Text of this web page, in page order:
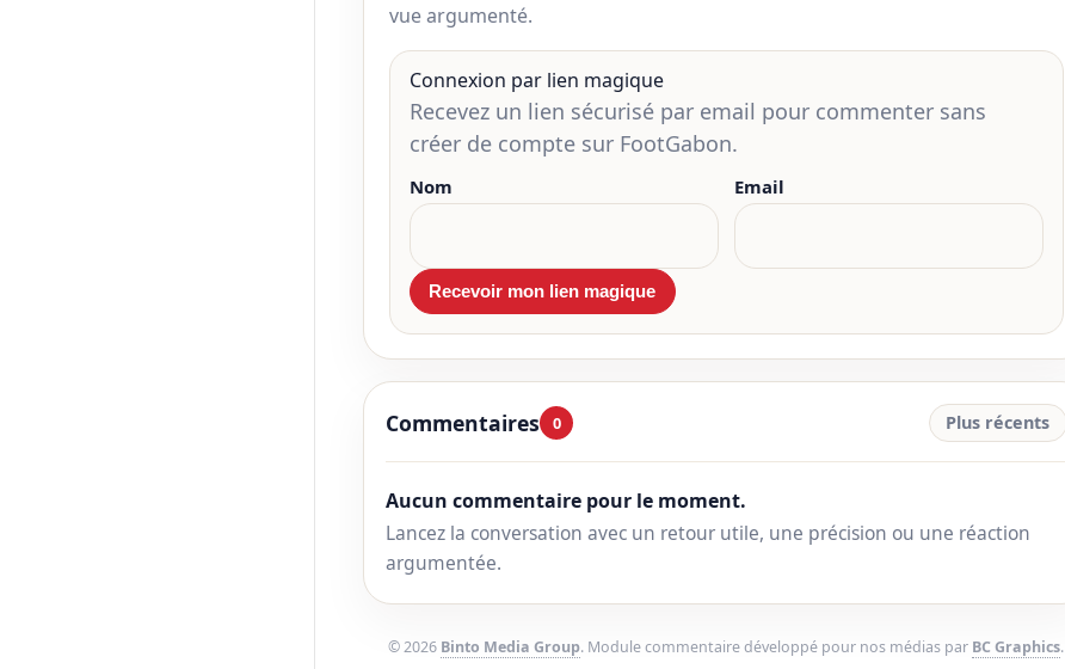
vue argumenté.
Connexion par lien magique
Recevez un lien sécurisé par email pour commenter sans
créer de compte sur FootGabon.
Nom Email
Commentaires 0 Plus récents
Aucun commentaire pour le moment.
Lancez la conversation avec un retour utile, une précision ou une réaction
argumentée.
© 2026 Binto Media Group. Module commentaire développé pour nos médias par BC Graphics.